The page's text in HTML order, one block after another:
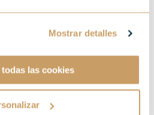
Mostrar detalles
las cookies
Registra una
utiliza para medir el
usuarios
Sesión